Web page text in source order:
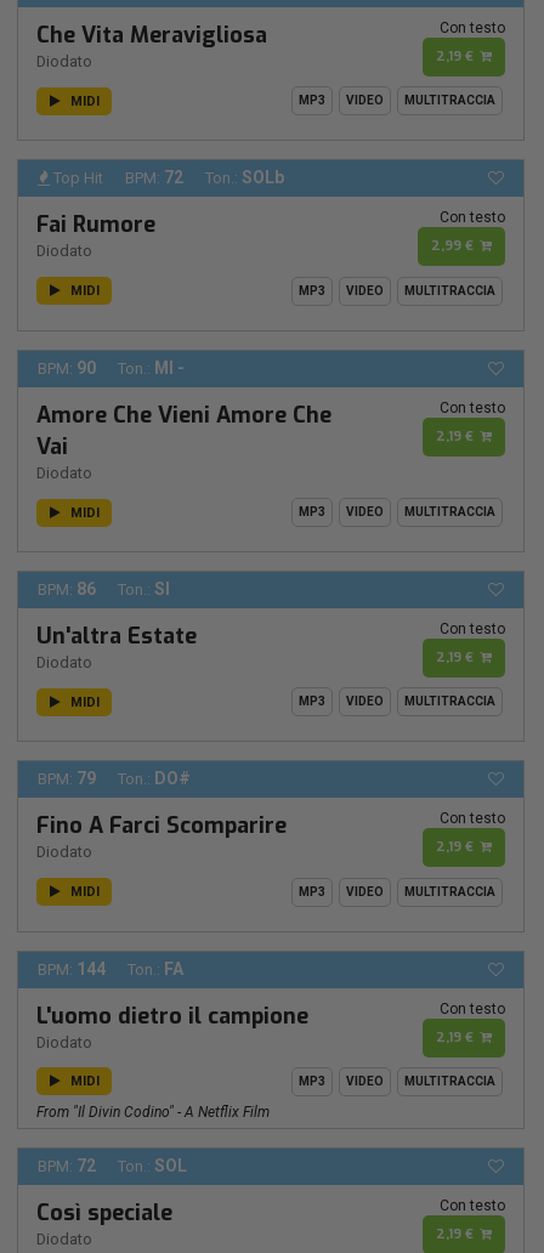
Che Vita Meravigliosa
Diodato
Con testo
2,19 €
MIDI MP3 VIDEO MULTITRACCIA
Top Hit BPM: 72 Ton.: SOLb
Fai Rumore
Diodato
Con testo
2,99 €
MIDI MP3 VIDEO MULTITRACCIA
BPM: 90 Ton.: MI -
Amore Che Vieni Amore Che
Vai
Diodato
Con testo
2,19 €
MIDI MP3 VIDEO MULTITRACCIA
BPM: 86 Ton.: SI
Un'altra Estate
Diodato
Con testo
2,19 €
MIDI MP3 VIDEO MULTITRACCIA
BPM: 79 Ton.: DO#
Fino A Farci Scomparire
Diodato
Con testo
2,19 €
MIDI MP3 VIDEO MULTITRACCIA
BPM: 144 Ton.: FA
L'uomo dietro il campione
Diodato
Con testo
2,19 €
MIDI MP3 VIDEO MULTITRACCIA
From "Il Divin Codino" - A Netflix Film
BPM: 72 Ton.: SOL
Così speciale
Diodato
Con testo
2,19 €